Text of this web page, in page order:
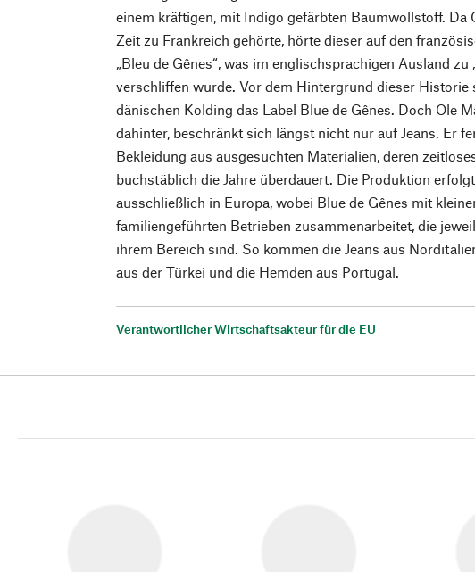
einem kräftigen, mit Indigo gefärbten Baumwollstoff. Da
Zeit zu Frankreich gehörte, hörte dieser auf den
„Bleu de Gênes“, was im englischsprachigen Ausland zu
verschliffen wurde. Vor dem Hintergrund dieser Historie
dänischen Kolding das Label Blue de Gênes. Doch Ole
dahinter, beschränkt sich längst nicht nur auf Jeans. Er
Bekleidung aus ausgesuchten Materialien, deren
buchstäblich die Jahre überdauert. Die Produktion
ausschließlich in Europa, wobei Blue de Gênes mit
familiengeführten Betrieben zusammenarbeitet, die
ihrem Bereich sind. So kommen die Jeans aus
aus der Türkei und die Hemden aus Portugal.
Verantwortlicher Wirtschaftsakteur für die EU